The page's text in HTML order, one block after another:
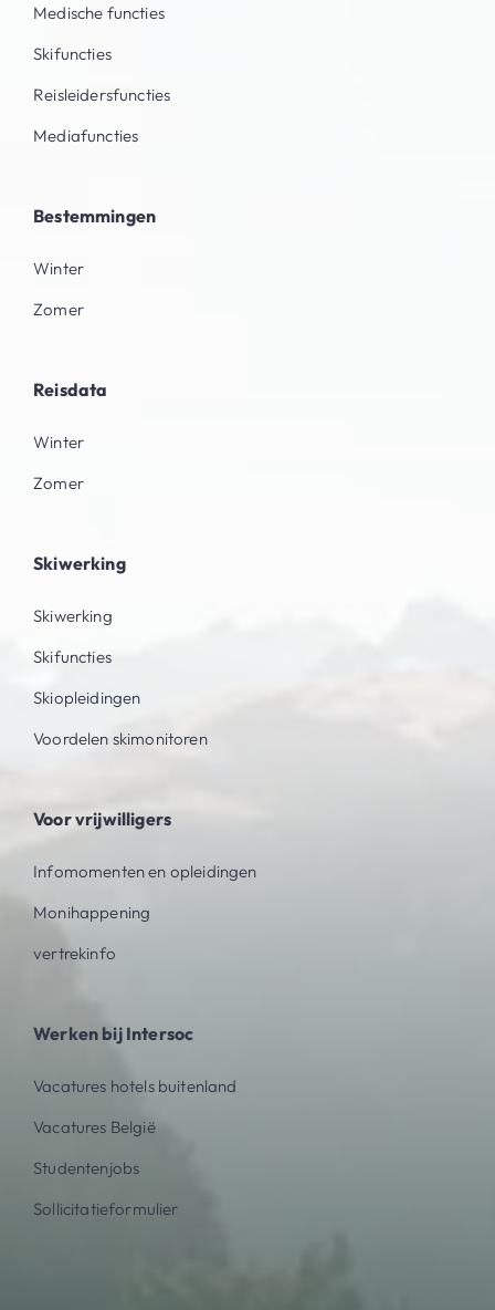
Medische functies
Skifuncties
Reisleidersfuncties
Mediafuncties
Bestemmingen
Winter
Zomer
Reisdata
Winter
Zomer
Skiwerking
Skiwerking
Skifuncties
Skiopleidingen
Voordelen skimonitoren
Voor vrijwilligers
Infomomenten en opleidingen
Monihappening
vertrekinfo
Werken bij Intersoc
Vacatures hotels buitenland
Vacatures België
Studentenjobs
Sollicitatieformulier